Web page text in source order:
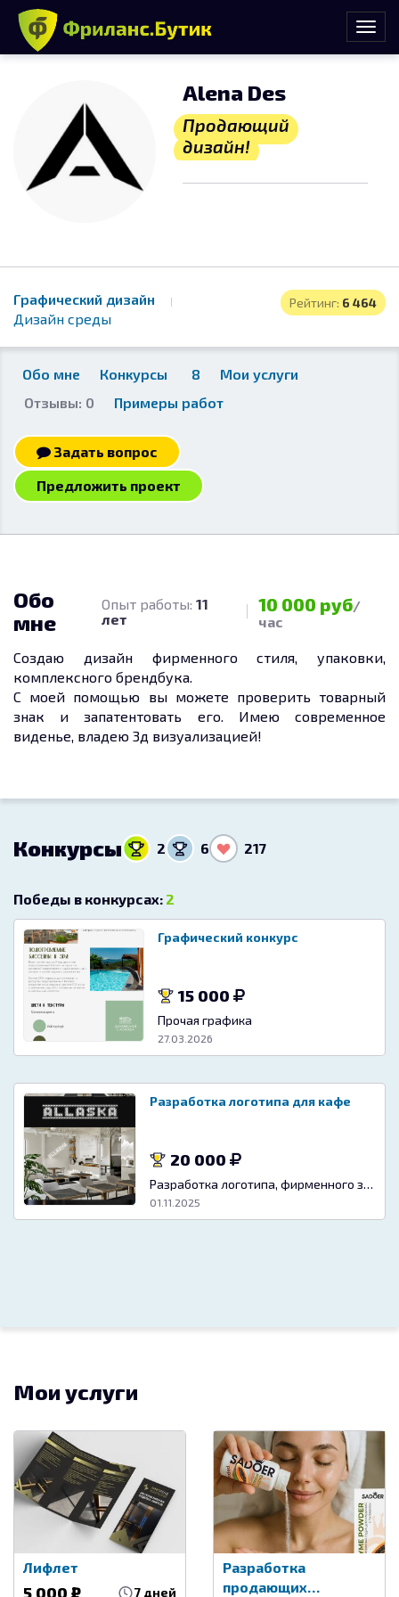
Alena Des
Продающий
дизайн!
Рейтинг: 6 464
Графический дизайн
Дизайн среды
Обо мне Конкурсы 8
Мои услуги
Отзывы: 0
Примеры работ
Задать вопрос
Предложить проект
Обо
мне
Опыт работы: 11
лет
10 000 руб/
час
Создаю дизайн фирменного стиля, упаковки,
комплексного брендбука.
С моей помощью вы можете проверить товарный
знак и запатентовать его. Имею современное
виденье, владею 3д визуализацией!
Конкурсы 2 6 217
Победы в конкурсах: 2
Графический конкурс
15 000
Прочая графика
27.03.2026
Разработка логотипа для кафе
20 000
Разработка логотипа, фирменного знака
01.11.2025
Мои услуги
Лифлет
5 000 ₽ 7 дней
Разработка
продающих